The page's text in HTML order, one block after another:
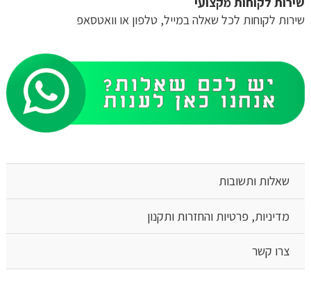
שירות לקוחות לכל שאלה במייל, טלפון או וואטסאפ
שאלות ותשובות
מדיניות, פרטיות והחזרות ותקנון
צרו קשר